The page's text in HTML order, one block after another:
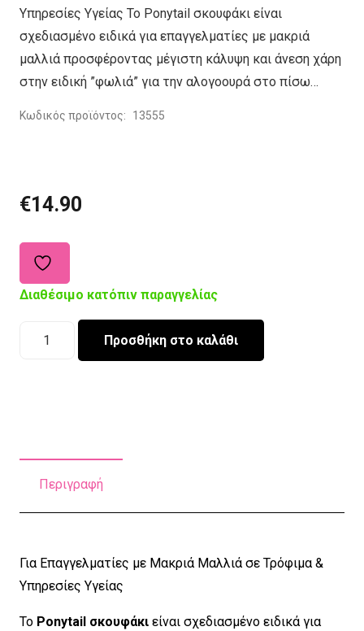
Υπηρεσίες Υγείας Το Ponytail σκουφάκι είναι
σχεδιασμένο ειδικά για επαγγελματίες με μακριά
μαλλιά προσφέροντας μέγιστη κάλυψη και άνεση χάρη
στην ειδική ”φωλιά” για την αλογοουρά στο πίσω…
Κωδικός προϊόντος: 13555
€14.90
Διαθέσιμο κατόπιν παραγγελίας
Χειροποίητο
Προσθήκη στο καλάθι
Περιγραφή
Για Επαγγελματίες με Μακριά Μαλλιά σε Τρόφιμα &
Υπηρεσίες Υγείας
Το Ponytail σκουφάκι είναι σχεδιασμένο ειδικά για